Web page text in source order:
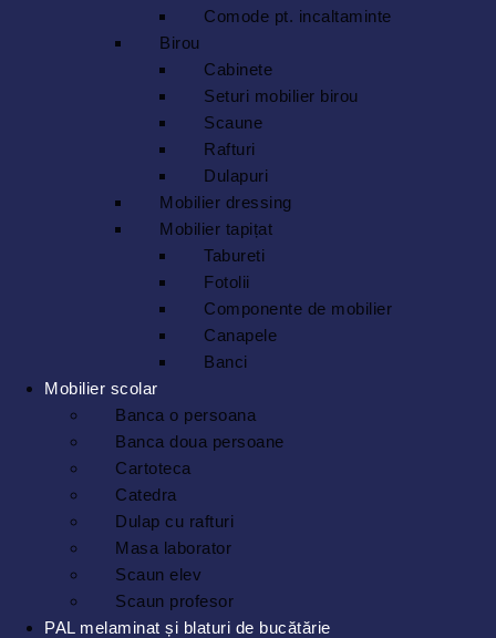
Comode pt. incaltaminte
Birou
Cabinete
Seturi mobilier birou
Scaune
Rafturi
Dulapuri
Mobilier dressing
Mobilier tapițat
Tabureti
Fotolii
Componente de mobilier
Canapele
Banci
Mobilier scolar
Banca o persoana
Banca doua persoane
Cartoteca
Catedra
Dulap cu rafturi
Masa laborator
Scaun elev
Scaun profesor
PAL melaminat și blaturi de bucătărie